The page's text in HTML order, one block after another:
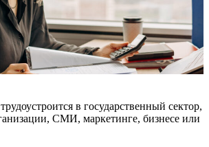
в государственный сектор,
СМИ, маркетинге, бизнесе или